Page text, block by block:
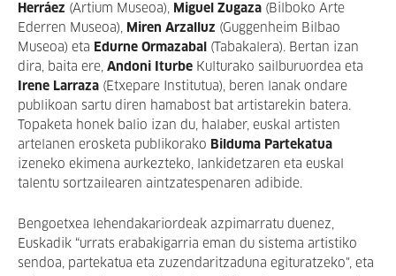
Herráez (Artium Museoa), Miguel Zugaza (Bilboko Arte
Ederren Museoa), Miren Arzalluz (Guggenheim Bilbao
Museoa) eta Edurne Ormazabal
(Tabakalera). Bertan izan
dira, baita ere, Andoni Iturbe Kulturako sailburuordea eta
Irene Larraza (Etxepare Institutua), beren lanak ondare
publikoan sartu diren hamabost bat artistarekin batera.
Topaketa honek balio izan du, halaber, euskal artisten
artelanen erosketa publikorako Bilduma Partekatua
izeneko ekimena aurkezteko, lankidetzaren eta euskal
talentu sortzailearen aintzatespenaren adibide.
Bengoetxea lehendakariordeak azpimarratu duenez,
Euskadik “urrats erabakigarria eman du sistema artistiko
sendoa, partekatua eta zuzendaritzaduna egituratzeko", eta